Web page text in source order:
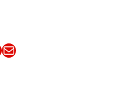
Email this Article